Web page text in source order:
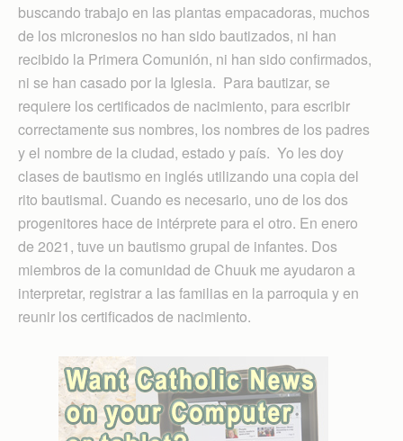
buscando trabajo en las plantas empacadoras, muchos
de los micronesios no han sido bautizados, ni han
recibido la Primera Comunión, ni han sido confirmados,
ni se han casado por la Iglesia. Para bautizar, se
requiere los certificados de nacimiento, para escribir
correctamente sus nombres, los nombres de los padres
y el nombre de la ciudad, estado y país. Yo les doy
clases de bautismo en inglés utilizando una copia del
rito bautismal. Cuando es necesario, uno de los dos
progenitores hace de intérprete para el otro. En enero
de 2021, tuve un bautismo grupal de infantes. Dos
miembros de la comunidad de Chuuk me ayudaron a
interpretar, registrar a las familias en la parroquia y en
reunir los certificados de nacimiento.